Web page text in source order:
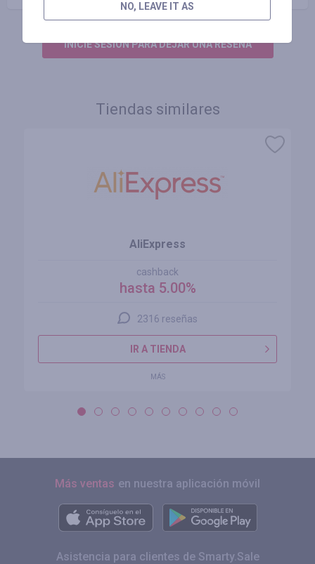
INICIE SESIÓN PARA DEJAR UNA RESEÑA
Tiendas similares
AliExpress
cashback
hasta 5.00%
2316 reseñas
IR A TIENDA
MÁS
Más ventas en nuestra aplicación móvil
Asistencia para clientes de Smarty.Sale
NO, LEAVE IT AS